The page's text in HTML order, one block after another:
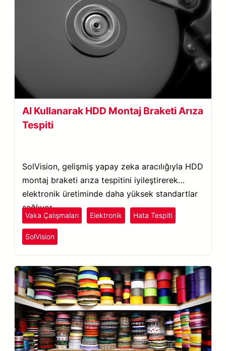
AI Kullanarak HDD Montaj Braketi Arıza
Tespiti
SolVision, gelişmiş yapay zeka aracılığıyla HDD
montaj braketi arıza tespitini iyileştirerek
elektronik üretiminde daha yüksek standartlar
sağlıyor.
Vaka Çalışmaları Elektronik Hata Tespiti
SolVision